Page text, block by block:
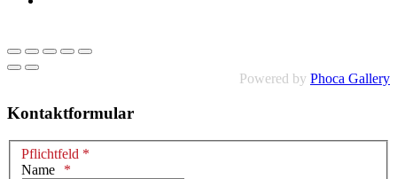
Powered by Phoca Gallery
Kontaktformular
Pflichtfeld *
Name